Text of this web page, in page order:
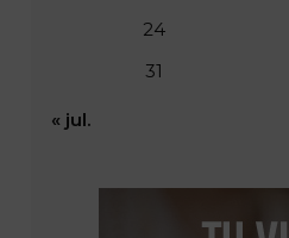
24
31
« jul.